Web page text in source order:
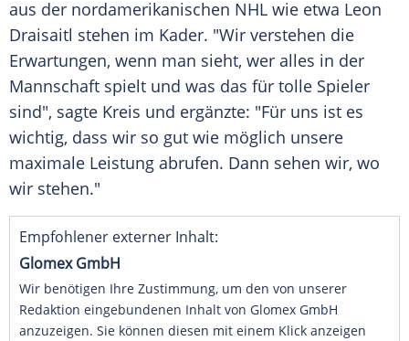
aus der nordamerikanischen NHL wie etwa Leon
Draisaitl stehen im Kader. "Wir verstehen die
Erwartungen, wenn man sieht, wer alles in der
Mannschaft spielt und was das für tolle Spieler
sind", sagte Kreis und ergänzte: "Für uns ist es
wichtig, dass wir so gut wie möglich unsere
maximale Leistung abrufen. Dann sehen wir, wo
wir stehen."
Empfohlener externer Inhalt:
Glomex GmbH
Wir benötigen Ihre Zustimmung, um den von unserer
Redaktion eingebundenen Inhalt von Glomex GmbH
anzuzeigen. Sie können diesen mit einem Klick anzeigen